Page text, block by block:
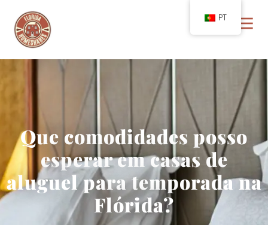
Que comodidades posso
esperar em casas de
aluguel para temporada na
Flórida?
PT